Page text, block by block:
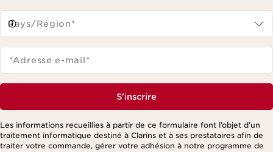
Pays/Région*
*Adresse e-mail*
S'inscrire
Les informations recueillies à partir de ce formulaire font l’objet d’un
traitement informatique destiné à Clarins et à ses prestataires afin de
traiter votre commande, gérer votre adhésion à notre programme de